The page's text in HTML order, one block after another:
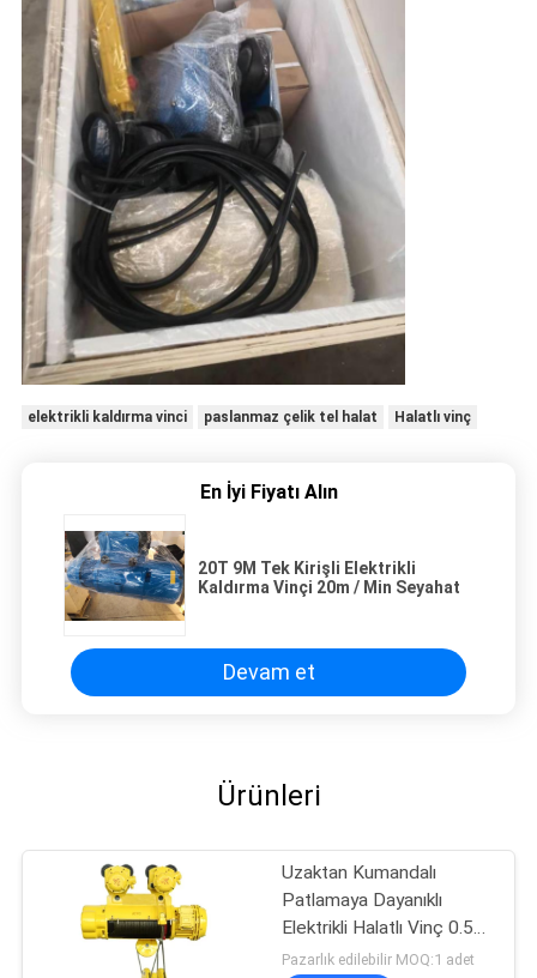
elektrikli kaldırma vinci paslanmaz çelik tel halat Halatlı vinç
En İyi Fiyatı Alın
20T 9M Tek Kirişli Elektrikli
Kaldırma Vinçi 20m / Min Seyahat
Devam et
Ürünleri
Uzaktan Kumandalı
Patlamaya Dayanıklı
Elektrikli Halatlı Vinç 0.5
Ton - 16 Ton
Pazarlık edilebilir MOQ:1 adet